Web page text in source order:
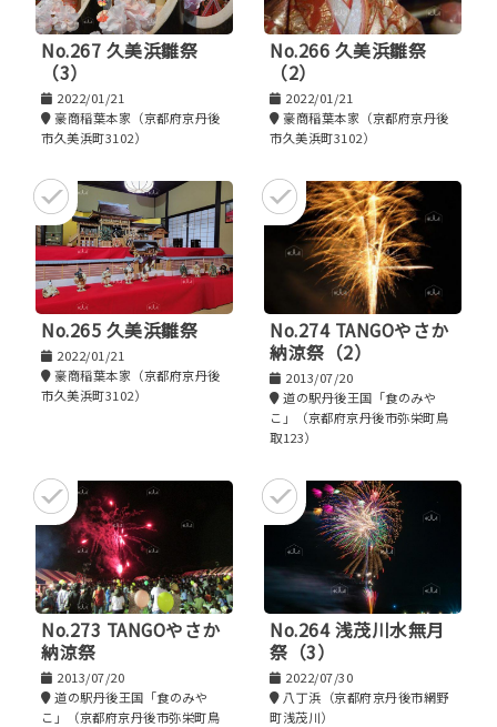
No.267 久美浜雛祭
（3）
2022/01/21
豪商稲葉本家（京都府京丹後
市久美浜町3102）
No.266 久美浜雛祭
（2）
2022/01/21
豪商稲葉本家（京都府京丹後
市久美浜町3102）
No.265 久美浜雛祭
2022/01/21
豪商稲葉本家（京都府京丹後
市久美浜町3102）
No.274 TANGOやさか
納涼祭（2）
2013/07/20
道の駅丹後王国「食のみや
こ」（京都府京丹後市弥栄町鳥
取123）
No.273 TANGOやさか
納涼祭
2013/07/20
道の駅丹後王国「食のみや
こ」（京都府京丹後市弥栄町鳥
No.264 浅茂川水無月
祭（3）
2022/07/30
八丁浜（京都府京丹後市網野
町浅茂川）